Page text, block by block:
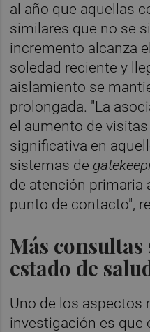
al año que aquellas
similares que no se
incremento alcanza
soledad reciente y
aislamiento se
prolongada. "La
el aumento de
significativa en
sistemas de
de atención
punto de contacto",
Más
estado de
Uno de los aspectos
investigación es que